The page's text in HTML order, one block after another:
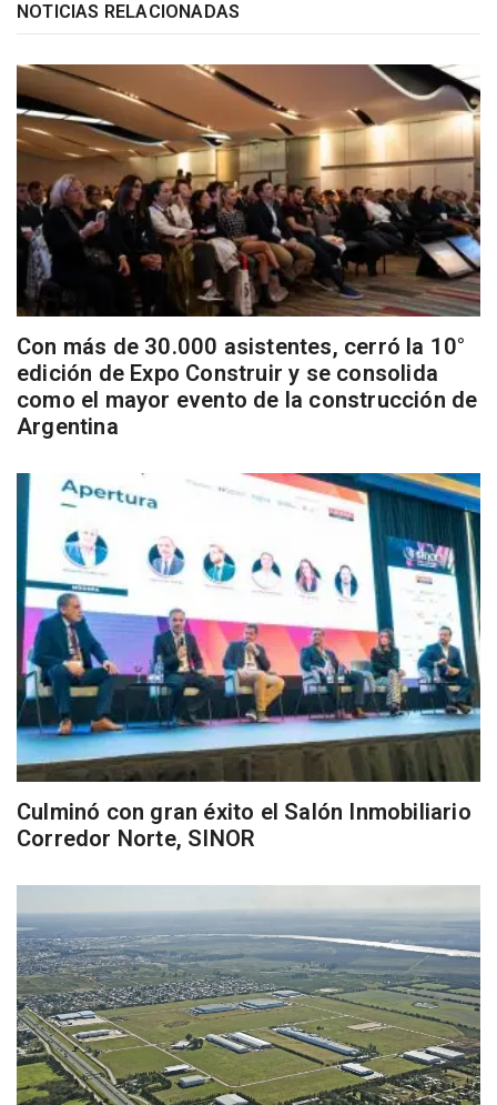
NOTICIAS RELACIONADAS
Con más de 30.000 asistentes, cerró la 10°
edición de Expo Construir y se consolida
como el mayor evento de la construcción de
Argentina
Culminó con gran éxito el Salón Inmobiliario
Corredor Norte, SINOR